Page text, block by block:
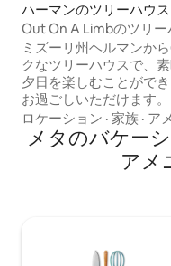
ハーマンのツリーハウス
Out On A Limbのツリー
ミズーリ州ヘルマンか
クなツリーハウスで、
夕日を楽しむことがで
お過ごしいただけます
ン自然保護区の近くにあ
静けさ、ハイキング、
ます。 天窓の下にある
ッドでリラックスした
マンのワイナリー、シ
ロケーション · 家族 · ア
メタのバケー
アメ